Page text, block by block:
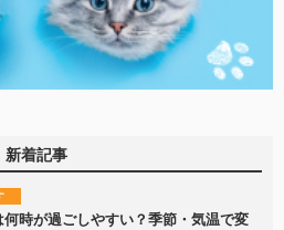
新着記事
何時が過ごしやすい？季節・気温で変